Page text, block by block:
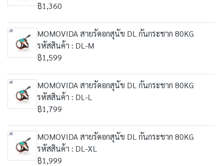
฿1,360
MOMOVIDA สายรัดอกสุนัข DL กันกระชาก 80KG
รหัสสินค้า : DL-M
฿1,599
MOMOVIDA สายรัดอกสุนัข DL กันกระชาก 80KG
รหัสสินค้า : DL-L
฿1,799
MOMOVIDA สายรัดอกสุนัข DL กันกระชาก 80KG
รหัสสินค้า : DL-XL
฿1,999